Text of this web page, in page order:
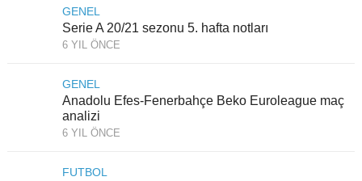
GENEL
Serie A 20/21 sezonu 5. hafta notları
6 YIL ÖNCE
GENEL
Anadolu Efes-Fenerbahçe Beko Euroleague maç
analizi
6 YIL ÖNCE
FUTBOL